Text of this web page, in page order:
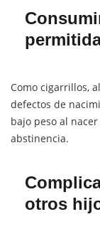
Como cigarrillos,
defectos de
bajo peso al
abstinencia.
otros